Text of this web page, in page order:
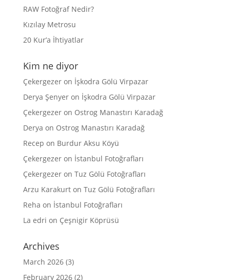
RAW Fotoğraf Nedir?
Kızılay Metrosu
20 Kur’a İhtiyatlar
Kim ne diyor
Çekergezeron İşkodra Gölü Virpazar
Derya Şenyeron İşkodra Gölü Virpazar
Çekergezeron Ostrog Manastırı Karadağ
Derya on Ostrog Manastırı Karadağ
Recep on Burdur Aksu Köyü
Çekergezeron İstanbul Fotoğrafları
Çekergezeron Tuz Gölü Fotoğrafları
Arzu Karakurton Tuz Gölü Fotoğrafları
Reha on İstanbul Fotoğrafları
La edri on Çeşnigir Köprüsü
Archives
March 2026(3)
February 2026(2)